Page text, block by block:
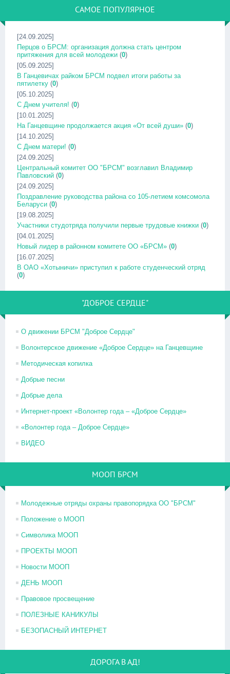
САМОЕ ПОПУЛЯРНОЕ
[24.09.2025]
Перцов о БРСМ: организация должна стать центром
притяжения для всей молодежи (0)
[05.09.2025]
В Ганцевичах райком БРСМ подвел итоги работы за
пятилетку (0)
[05.10.2025]
С Днем учителя! (0)
[10.01.2025]
На Ганцевщине продолжается акция «От всей души» (0)
[14.10.2025]
С Днем матери! (0)
[24.09.2025]
Центральный комитет ОО "БРСМ" возглавил Владимир
Павловский (0)
[24.09.2025]
Поздравление руководства района со 105-летием комсомола
Беларуси (0)
[19.08.2025]
Участники студотряда получили первые трудовые книжки (0)
[04.01.2025]
Новый лидер в районном комитете ОО «БРСМ» (0)
[16.07.2025]
В ОАО «Хотыничи» приступил к работе студенческий отряд
(0)
"ДОБРОЕ СЕРДЦЕ"
О движении БРСМ "Доброе Сердце"
Волонтерское движение «Доброе Сердце» на Ганцевщине
Методическая копилка
Добрые песни
Добрые дела
Интернет-проект «Волонтер года – «Доброе Сердце»
«Волонтер года – Доброе Сердце»
ВИДЕО
МООП БРСМ
Молодежные отряды охраны правопорядка ОО "БРСМ"
Положение о МООП
Символика МООП
ПРОЕКТЫ МООП
Новости МООП
ДЕНЬ МООП
Правовое просвещение
ПОЛЕЗНЫЕ КАНИКУЛЫ
БЕЗОПАСНЫЙ ИНТЕРНЕТ
ДОРОГА В АД!